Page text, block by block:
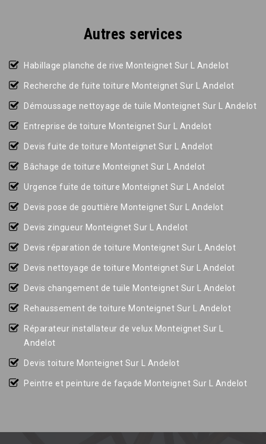
Autres services
Habillage planche de rive Monteignet Sur L Andelot
Recherche de fuite toiture Monteignet Sur L Andelot
Démoussage nettoyage de tuile Monteignet Sur L Andelot
Entreprise de toiture Monteignet Sur L Andelot
Devis fuite de toiture Monteignet Sur L Andelot
Bâchage de toiture Monteignet Sur L Andelot
Urgence fuite de toiture Monteignet Sur L Andelot
Devis pose de gouttière Monteignet Sur L Andelot
Devis zingueur Monteignet Sur L Andelot
Devis réparation de toiture Monteignet Sur L Andelot
Devis nettoyage de toiture Monteignet Sur L Andelot
Devis changement de tuile Monteignet Sur L Andelot
Rehaussement de toiture Monteignet Sur L Andelot
Réparateur installateur de velux Monteignet Sur L
Andelot
Devis toiture Monteignet Sur L Andelot
Peintre et peinture de façade Monteignet Sur L Andelot